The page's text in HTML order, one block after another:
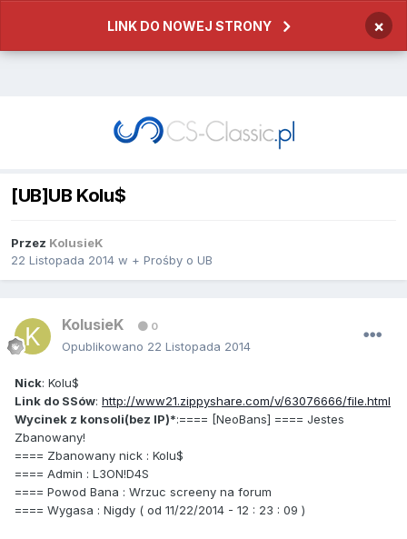
LINK DO NOWEJ STRONY ×
[UB]UB Kolu$
Przez KolusieK
22 Listopada 2014 w + Prośby o UB
KolusieK 0
Opublikowano 22 Listopada 2014
Nick: Kolu$
Link do SSów: http://www21.zippyshare.com/v/63076666/file.html
Wycinek z konsoli(bez IP)*:==== [NeoBans] ==== Jestes
Zbanowany!
==== Zbanowany nick : Kolu$
==== Admin : L3ON!D4S
==== Powod Bana : Wrzuc screeny na forum
==== Wygasa : Nigdy ( od 11/22/2014 - 12 : 23 : 09 )